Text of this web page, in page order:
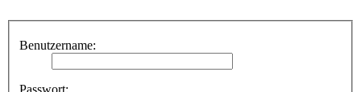
Benutzername: